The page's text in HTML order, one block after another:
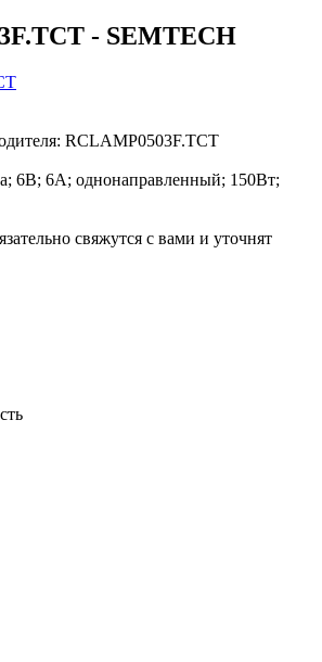
- SEMTECH
RCLAMP0503F.TCT
6В; 6А; однонаправленный; 150Вт;
свяжутся с вами и уточнят